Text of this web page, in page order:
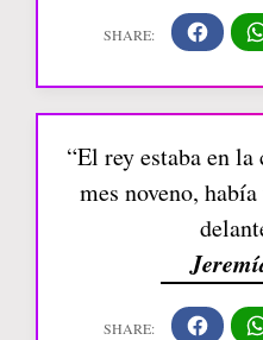
“El rey estaba en
mes noveno,